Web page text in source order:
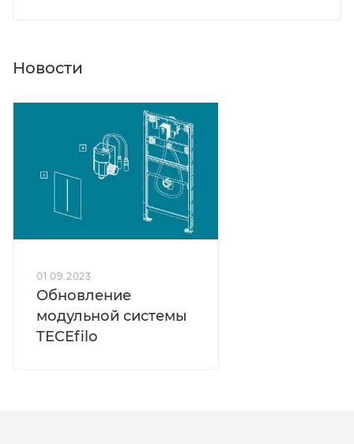
Новости
01.09.2023
Обновление
модульной системы
TECEfilo